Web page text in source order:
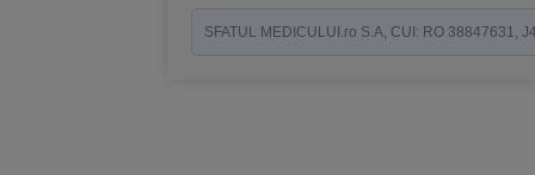
SFATUL MEDICULUI.ro S.A, CUI: RO 38847631,